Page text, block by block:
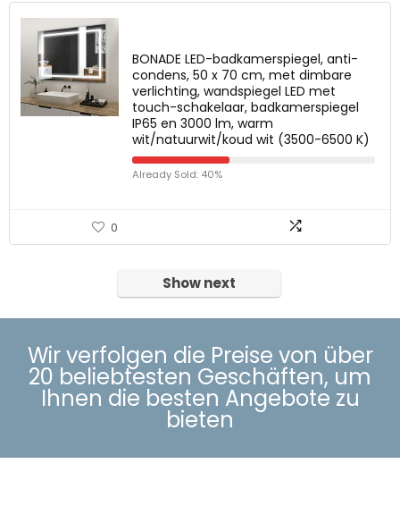
BONADE LED-badkamerspiegel, anti-
condens, 50 x 70 cm, met dimbare
verlichting, wandspiegel LED met
touch-schakelaar, badkamerspiegel
IP65 en 3000 lm, warm
wit/natuurwit/koud wit (3500-6500 K)
Already Sold: 40%
0
Show next
Wir verfolgen die Preise von über
20 beliebtesten Geschäften, um
Ihnen die besten Angebote zu
bieten